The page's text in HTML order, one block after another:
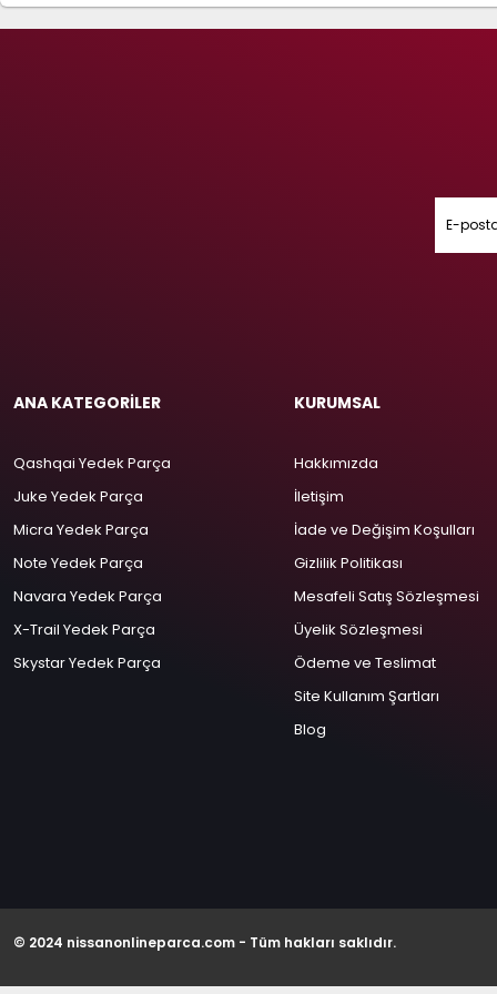
ANA KATEGORİLER
Qashqai Yedek Parça
Juke Yedek Parça
Micra Yedek Parça
Note Yedek Parça
Navara Yedek Parça
X-Trail Yedek Parça
Skystar Yedek Parça
KURUMSAL
Hakkımızda
İletişim
İade ve Değişim Koşulları
Gizlilik Politikası
Mesafeli Satış Sözleşmesi
Üyelik Sözleşmesi
Ödeme ve Teslimat
Site Kullanım Şartları
Blog
© 2024 nissanonlineparca.com - Tüm hakları saklıdır.